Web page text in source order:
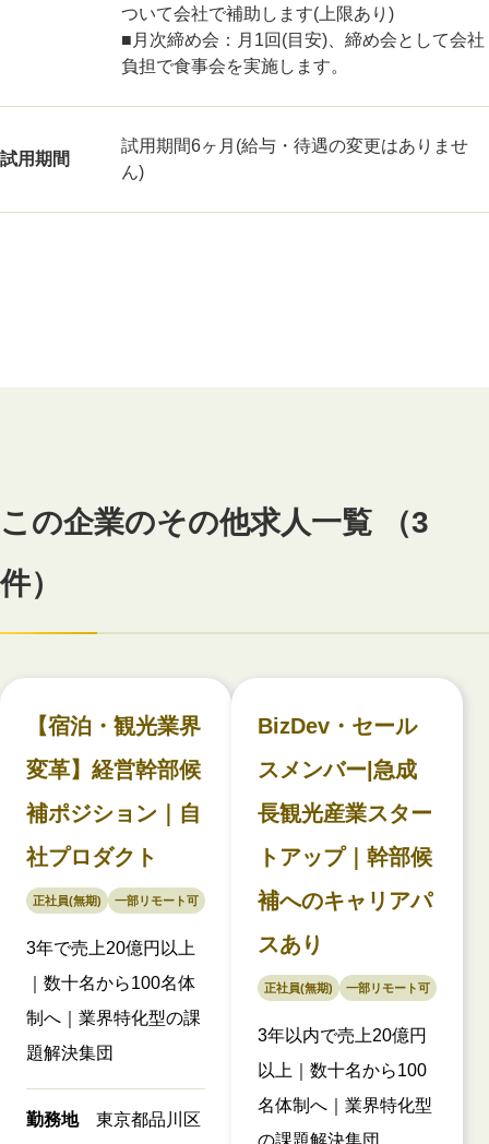
ついて会社で補助します(上限あり)
■月次締め会：月1回(目安)、締め会として会社
負担で食事会を実施します。
試用期間
試用期間6ヶ月(給与・待遇の変更はありませ
ん)
この企業のその他求人一覧 （3
件）
【宿泊・観光業界
変革】経営幹部候
補ポジション｜自
社プロダクト
正社員(無期) 一部リモート可
3年で売上20億円以上
｜数十名から100名体
制へ｜業界特化型の課
題解決集団
勤務地 東京都品川区
BizDev・セール
スメンバー|急成
長観光産業スター
トアップ｜幹部候
補へのキャリアパ
スあり
正社員(無期) 一部リモート可
3年以内で売上20億円
以上｜数十名から100
名体制へ｜業界特化型
の課題解決集団